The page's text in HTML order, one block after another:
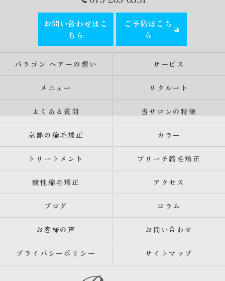
お問い合わせはこ
ちら
ご予約はこち
ら
パラゴン ヘアーの想い サービス
メニュー リクルート
よくある質問 当サロンの特徴
京都の縮毛矯正 カラー
トリートメント ブリーチ縮毛矯正
酸性縮毛矯正 アクセス
ブログ コラム
お客様の声 お問い合わせ
プライバシーポリシー サイトマップ